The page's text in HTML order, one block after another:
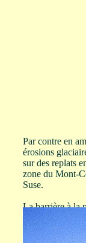
Par contre en
érosions
sur des replats
zone du Mont-
Suse.
La barrière à la
partage des
l'Ouest au
Blanc et